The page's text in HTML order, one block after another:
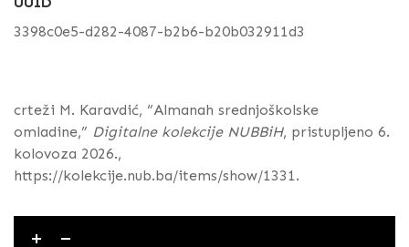
3398c0e5-d282-4087-b2b6-b20b032911d3
crteži M. Karavdić, “Almanah srednjoškolske
omladine,” Digitalne kolekcije NUBBiH, pristupljeno 6.
kolovoza 2026.,
https://kolekcije.nub.ba/items/show/1331.